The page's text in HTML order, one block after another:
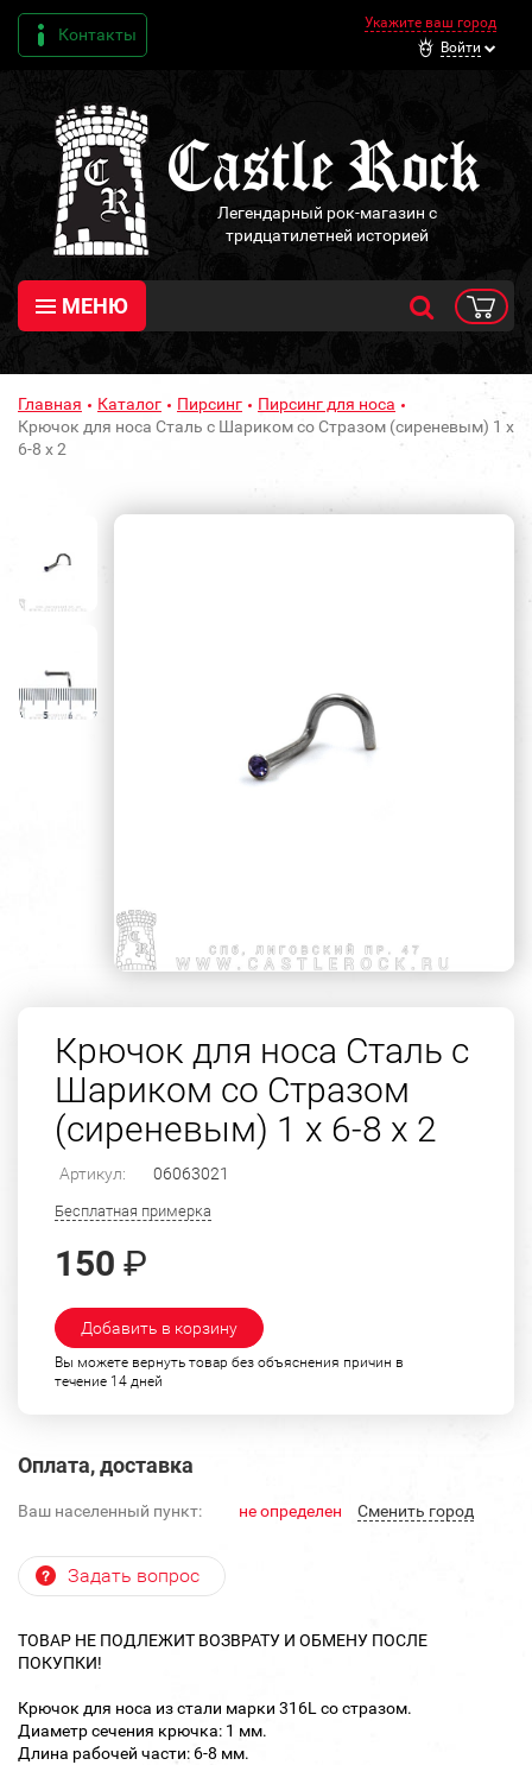
Контакты
Укажите ваш город
Войти
Легендарный рок-магазин с
тридцатилетней историей
МЕНЮ
Главная Каталог Пирсинг
Пирсинг для носа
Крючок для носа Сталь с Шариком со Стразом (сиреневым) 1 х
6-8 х 2
Крючок для носа Сталь с
Шариком со Стразом
(сиреневым) 1 х 6-8 х 2
Артикул: 06063021
Бесплатная примерка
150 ₽
Добавить в корзину
Вы можете вернуть товар без объяснения причин в
течение 14 дней
Оплата, доставка
Ваш населенный пункт: не определен Cменить город
Задать вопрос
ТОВАР НЕ ПОДЛЕЖИТ ВОЗВРАТУ И ОБМЕНУ ПОСЛЕ
ПОКУПКИ!
Крючок для носа из стали марки 316L со стразом.
Диаметр сечения крючка: 1 мм.
Длина рабочей части: 6-8 мм.